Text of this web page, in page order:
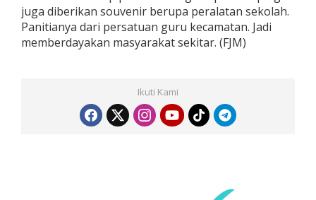
juga diberikan souvenir berupa peralatan sekolah.
Panitianya dari persatuan guru kecamatan. Jadi
memberdayakan masyarakat sekitar. (FJM)
Ikuti Kami